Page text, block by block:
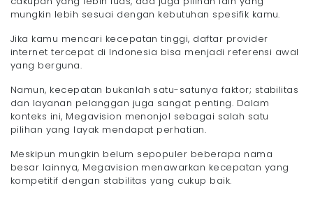
mungkin lebih sesuai dengan kebutuhan spesifik kamu.
Jika kamu mencari kecepatan tinggi, daftar provider
internet tercepat di Indonesia bisa menjadi referensi awal
yang berguna.
Namun, kecepatan bukanlah satu-satunya faktor; stabilitas
dan layanan pelanggan juga sangat penting. Dalam
konteks ini, Megavision menonjol sebagai salah satu
pilihan yang layak mendapat perhatian.
Meskipun mungkin belum sepopuler beberapa nama
besar lainnya, Megavision menawarkan kecepatan yang
kompetitif dengan stabilitas yang cukup baik.